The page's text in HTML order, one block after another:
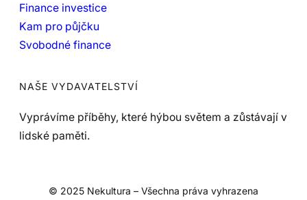
Finance investice
Kam pro půjčku
Svobodné finance
NAŠE VYDAVATELSTVÍ
Vyprávíme příběhy, které hýbou světem a zůstávají v
lidské paměti.
© 2025 Nekultura – Všechna práva vyhrazena